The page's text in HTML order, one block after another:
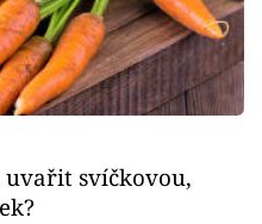
uvařit svíčkovou,